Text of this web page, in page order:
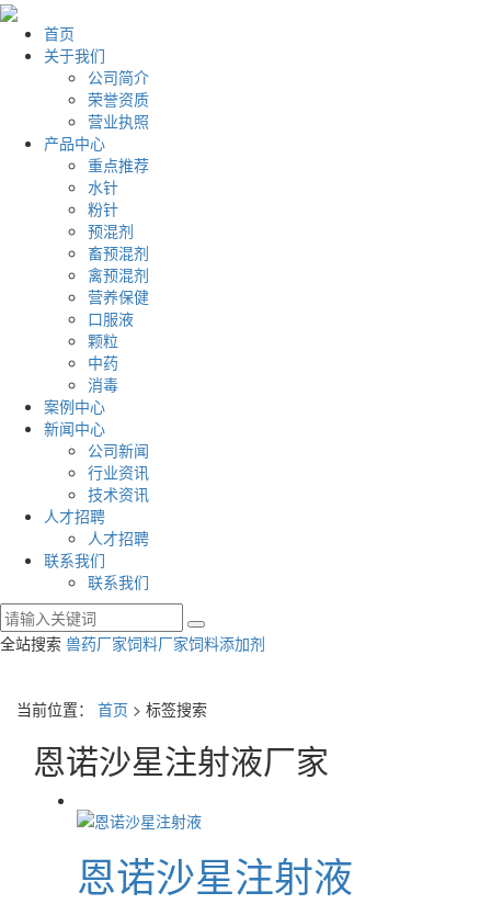
首页
关于我们
公司简介
荣誉资质
营业执照
产品中心
重点推荐
水针
粉针
预混剂
畜预混剂
禽预混剂
营养保健
口服液
颗粒
中药
消毒
案例中心
新闻中心
公司新闻
行业资讯
技术资讯
人才招聘
人才招聘
联系我们
联系我们
全站搜索 兽药厂家饲料厂家饲料添加剂
当前位置： 首页 > 标签搜索
恩诺沙星注射液厂家
恩诺沙星注射液